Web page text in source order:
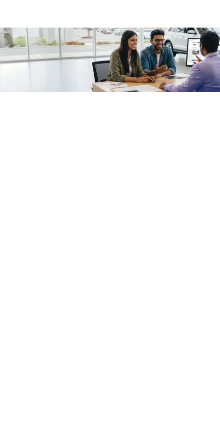
/fragments/plp-details